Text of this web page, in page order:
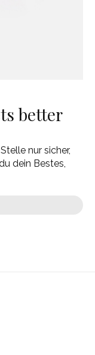
better
nur sicher,
dein Bestes,